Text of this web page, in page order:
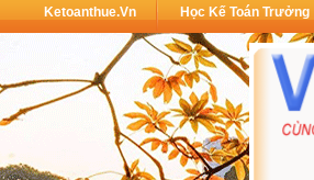
Ketoanthue.vn Học Kế Toán Trưởng